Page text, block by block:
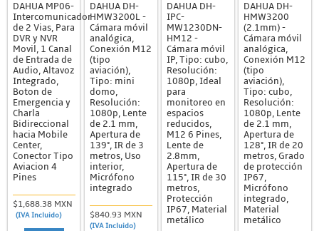
DAHUA MP06-
Intercomunicador
de 2 Vias, Para
DVR y NVR
Movil, 1 Canal
de Entrada de
Audio, Altavoz
Integrado,
Boton de
Emergencia y
Charla
Bidireccional
hacia Mobile
Center,
Conector Tipo
Aviacion 4
Pines
$1,688.38 MXN
(IVA Incluido)
DAHUA DH-
HMW3200L -
Cámara móvil
analógica,
Conexión M12
(tipo
aviación),
Tipo: mini
domo,
Resolución:
1080p, Lente
de 2.1 mm,
Apertura de
139°, IR de 3
metros, Uso
interior,
Micrófono
integrado
$840.93 MXN
(IVA Incluido)
DAHUA DH-
IPC-
MW1230DN-
HM12 -
Cámara móvil
IP, Tipo: cubo,
Resolución:
1080p, Ideal
para
monitoreo en
espacios
reducidos,
M12 6 Pines,
Lente de
2.8mm,
Apertura de
115°, IR de 30
metros,
Protección
IP67, Material
metálico
DAHUA DH-
HMW3200
(2.1mm) -
Cámara móvil
analógica,
Conexión M12
(tipo
aviación),
Tipo: cubo,
Resolución:
1080p, Lente
de 2.1 mm,
Apertura de
128°, IR de 20
metros, Grado
de protección
IP67,
Micrófono
integrado,
Material
metálico